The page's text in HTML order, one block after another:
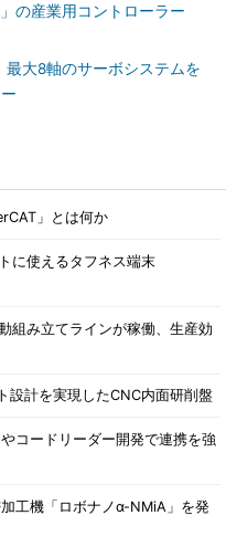
の産業用コントローラー
最大8軸のサーボシステムを
」とは何か
に使えるタフネス端末
組み立てラインが稼働、生産効
設計を実現したCNC内面研削盤
コードリーダー開発で連携を強
工機「ロボナノα-NMiA」を発